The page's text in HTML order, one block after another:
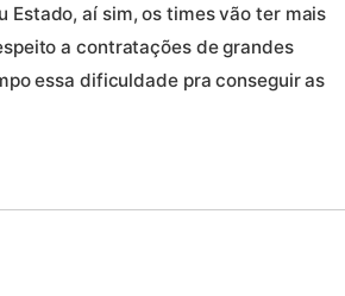
Estado, aí sim, os times vão ter mais
a contratações de grandes
essa dificuldade pra conseguir as